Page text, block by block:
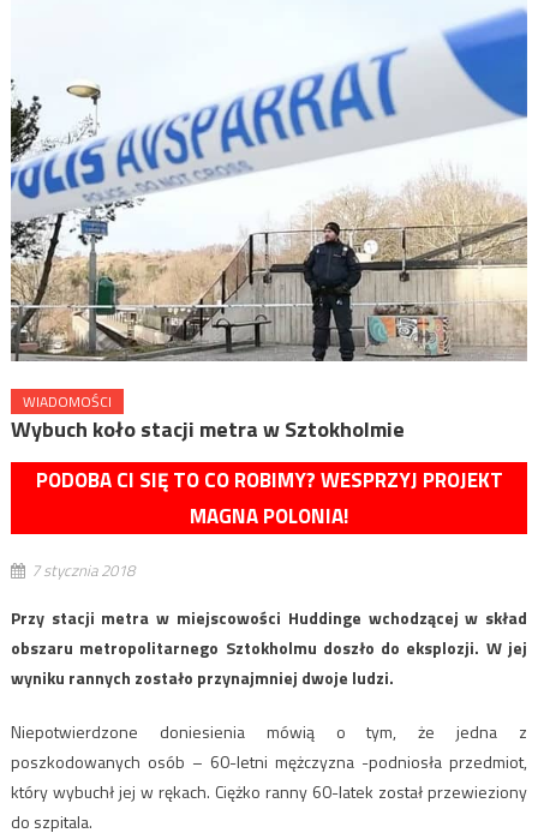
WIADOMOŚCI
Wybuch koło stacji metra w Sztokholmie
PODOBA CI SIĘ TO CO ROBIMY? WESPRZYJ PROJEKT
MAGNA POLONIA!
7 stycznia 2018
Przy stacji metra w miejscowości Huddinge wchodzącej w skład
obszaru metropolitarnego Sztokholmu doszło do eksplozji. W jej
wyniku rannych zostało przynajmniej dwoje ludzi.
Niepotwierdzone doniesienia mówią o tym, że jedna z
poszkodowanych osób – 60-letni mężczyzna -podniosła przedmiot,
który wybuchł jej w rękach. Ciężko ranny 60-latek został przewieziony
do szpitala.